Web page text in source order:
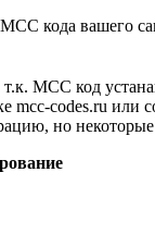
кода вашего
MCC код
mcc-codes.ru
но